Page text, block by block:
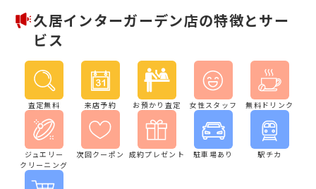
久居インターガーデン店の特徴とサー
ビス
査定無料 来店予約 お預かり査定 女性スタッフ 無料ドリンク
ジュエリー
クリーニング
次回クーポン 成約プレゼント 駐車場あり 駅チカ